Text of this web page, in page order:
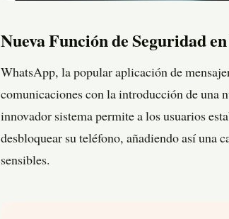
Nueva Función de Seguridad
WhatsApp, la popular aplicación de
comunicaciones con la introducción de una
innovador sistema permite a los usuarios
desbloquear su teléfono, añadiendo así una
sensibles.